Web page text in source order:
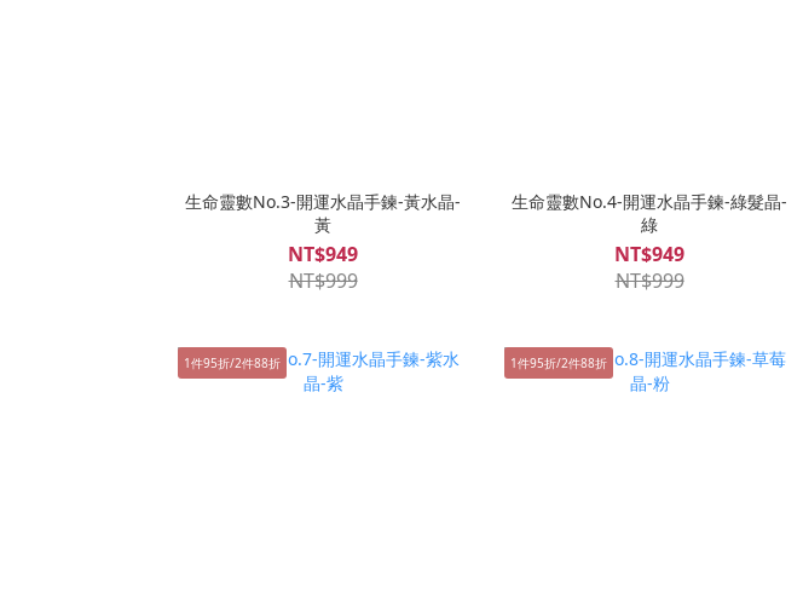
生命靈數No.3-開運水晶手鍊-黃水晶-
黃
NT$949
NT$999
生命靈數No.4-開運水晶手鍊-綠髮晶-
綠
NT$949
NT$999
1件95折/2件88折 1件95折/2件88折